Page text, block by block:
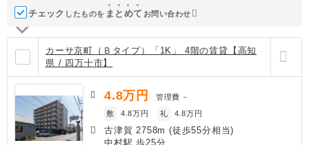
チェック したものを ま と めて お問い合わせ
カーサ京町（Ｂタイプ）「1K」 4階の賃貸【高知
県 / 四万十市】
4.8万円 管理費 －
敷
4.8万円 礼 4.8万円
古津賀 2758m (徒歩55分相当)
中村駅 歩25分